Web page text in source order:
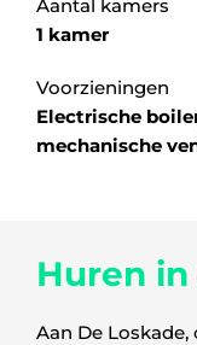
Aantal kamers
1 kamer
Voorzieningen
Electrische
mechanische
Huren
Aan De